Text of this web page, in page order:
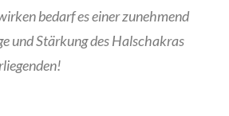
bedarf es einer zunehmend
und Stärkung des Halschakras